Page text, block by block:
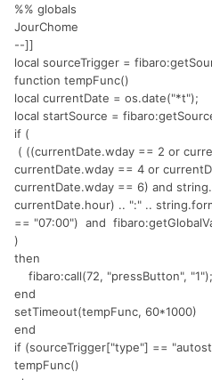
%% globals
JourChome
--]]
local sourceTrigger =
function tempFunc()
local currentDate = os.date("*t");
local startSource =
if (
( ((currentDate.wday == 2 or
currentDate.wday == 4 or
currentDate.wday == 6) and
currentDate.hour) .. ":" ..
== "07:00") and
)
then
fibaro:call(72, "pressButton", "1");
end
setTimeout(tempFunc, 60*1000)
end
if (sourceTrigger["type"] ==
tempFunc()